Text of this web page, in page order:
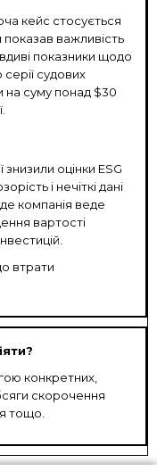
кейс стосується
показав важливість
показники щодо
серії судових
на суму понад $30
знизили оцінки ESG
і нечіткі дані
компанія веде
вартості
втрати
конкретних,
скорочення
тощо.